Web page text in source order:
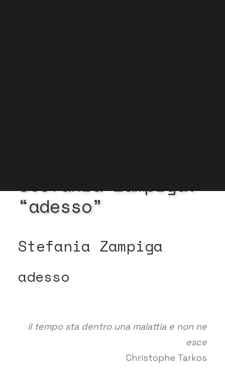
Stefania Zampiga:
“adesso”
Stefania Zampiga
adesso
il tempo sta dentro una malattia e non ne
esce
Christophe Tarkos